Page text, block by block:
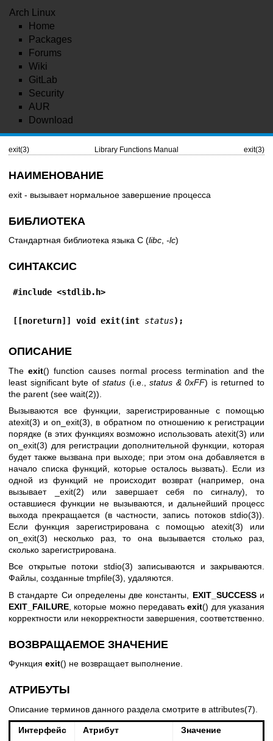
Arch Linux
Home
Packages
Forums
Wiki
GitLab
Security
AUR
Download
exit(3) Library Functions Manual exit(3)
НАИМЕНОВАНИЕ
exit - вызывает нормальное завершение процесса
БИБЛИОТЕКА
Стандартная библиотека языка C (libc -lc)
СИНТАКСИС
#include <stdlib.h>
[[noreturn]] void exit(int status);
ОПИСАНИЕ
The exit() function causes normal process termination and the
least significant byte ofstatus (i.e.,status & 0xFF) is returned to
the parent (see wait(2)).
Вызываются все функции, зарегистрированные с помощью
atexit(3) иon_exit(3) , в обратном по отношению к регистрации
порядке (в этих функциях возможно использоватьatexit(3) или
on_exit(3) для регистрации дополнительной функции, которая
будет также вызвана при выходе; при этом она добавляется в
начало списка функций, которые осталось вызвать). Если из
одной из функций не происходит возврат (например, она
вызывает
_exit(2) или завершает себя по сигналу), то
оставшиеся функции не вызываются, и дальнейший процесс
выхода прекращается (в частности, запись потоков stdio(3)).
Если функция зарегистрирована с помощьюatexit(3) или
on_exit(3) несколько раз, то она вызывается столько раз,
сколько зарегистрирована.
Все открытые потоки stdio(3) записываются и закрываются.
Файлы, созданные tmpfile(3), удаляются.
В стандарте Си определены две константы, EXIT_SUCCESSи
EXIT_FAILURE , которые можно передаватьexit() для указания
корректности или некорректности завершения, соответственно.
ВОЗВРАЩАЕМОЕ ЗНАЧЕНИЕ
Функция exit() не возвращает выполнение.
АТРИБУТЫ
Описание терминов данного раздела смотрите в attributes(7)
Интерфейс Атрибут Значение